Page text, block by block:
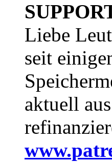
Liebe
seit
aktuell